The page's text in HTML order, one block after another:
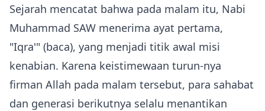
Sejarah mencatat bahwa pada malam itu, Nabi
Muhammad SAW menerima ayat pertama,
"Iqra'" (baca), yang menjadi titik awal misi
kenabian. Karena keistimewaan turun‑nya
firman Allah pada malam tersebut, para sahabat
dan generasi berikutnya selalu menantikan